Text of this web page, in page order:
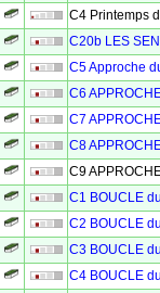
C4 Printemps
C20b LES
C5 Approche
C6
C7
C8
C9
C1 BOUCLE
C2 BOUCLE
C3 BOUCLE
C4 BOUCLE